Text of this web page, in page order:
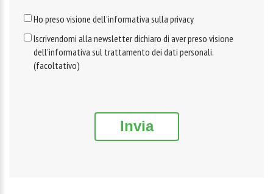
Ho preso visione dell'informativa sulla privacy
Iscrivendomi alla newsletter dichiaro di aver preso visione
dell'informativa sul trattamento dei dati personali.
(facoltativo)
Invia